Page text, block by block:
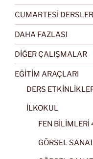
CUMARTESİ
DAHA FAZLASI
DİĞER ÇALIŞMALAR
EĞİTİM ARAÇLARI
DERS
İLKOKUL
FEN BİLİMLERİ
GÖRSEL